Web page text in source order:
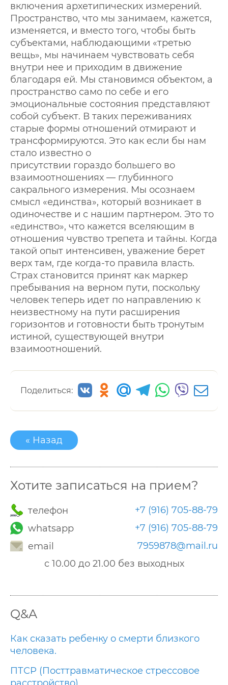
включения архетипических измерений.
Пространство, что мы занимаем, кажется,
изменяется, и вместо того, чтобы быть
субъектами, наблюдающими «третью
вещь», мы начинаем чувствовать себя
внутри нее и приходим в движение
благодаря ей. Мы становимся объектом, а
пространство само по себе и его
эмоциональные состояния представляют
собой субъект. В таких переживаниях
старые формы отношений отмирают и
трансформируются. Это как если бы нам
стало известно о
присутствии гораздо большего во
взаимоотношениях — глубинного
сакрального измерения. Мы осознаем
смысл «единства», который возникает в
одиночестве и с нашим партнером. Это то
«единство», что кажется вселяющим в
отношения чувство трепета и тайны. Когда
такой опыт интенсивен, уважение берет
верх там, где когда-то правила власть.
Страх становится принят как маркер
пребывания на верном пути, поскольку
человек теперь идет по направлению к
неизвестному на пути расширения
горизонтов и готовности быть тронутым
истиной, существующей внутри
взаимоотношений.
Поделиться:
« Назад
Хотите записаться на прием?
телефон
+7 (916) 705-88-79
whatsapp
+7 (916) 705-88-79
email
7959878@mail.ru
с 10.00 до 21.00 без выходных
Q&A
Как сказать ребенку о смерти близкого
человека.
ПТСР (Посттравматическое стрессовое